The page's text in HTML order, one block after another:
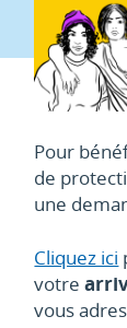
Pour
de
une
Cliquez ici
votre
vous